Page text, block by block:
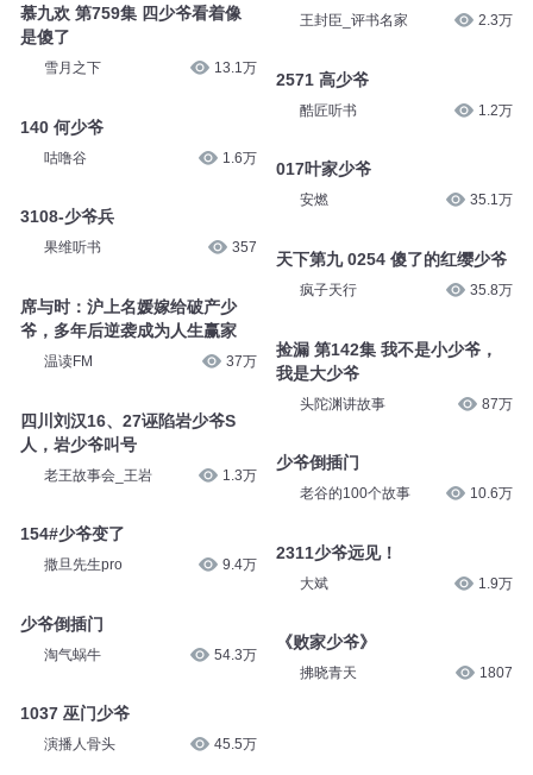
慕九欢 第759集 四少爷看着像
是傻了
雪月之下 13.1万
140 何少爷
咕噜谷 1.6万
3108-少爷兵
果维听书 357
席与时：沪上名媛嫁给破产少
爷，多年后逆袭成为人生赢家
温读FM 37万
四川刘汉16、27诬陷岩少爷S
人，岩少爷叫号
老王故事会_王岩 1.3万
154#少爷变了
撒旦先生pro 9.4万
少爷倒插门
淘气蜗牛 54.3万
1037 巫门少爷
演播人骨头 45.5万
王封臣_评书名家 2.3万
2571 高少爷
酷匠听书 1.2万
017叶家少爷
安燃 35.1万
天下第九 0254 傻了的红缨少爷
疯子天行 35.8万
捡漏 第142集 我不是小少爷，
我是大少爷
头陀渊讲故事 87万
少爷倒插门
老谷的100个故事 10.6万
2311少爷远见！
大斌 1.9万
《败家少爷》
拂晓青天 1807